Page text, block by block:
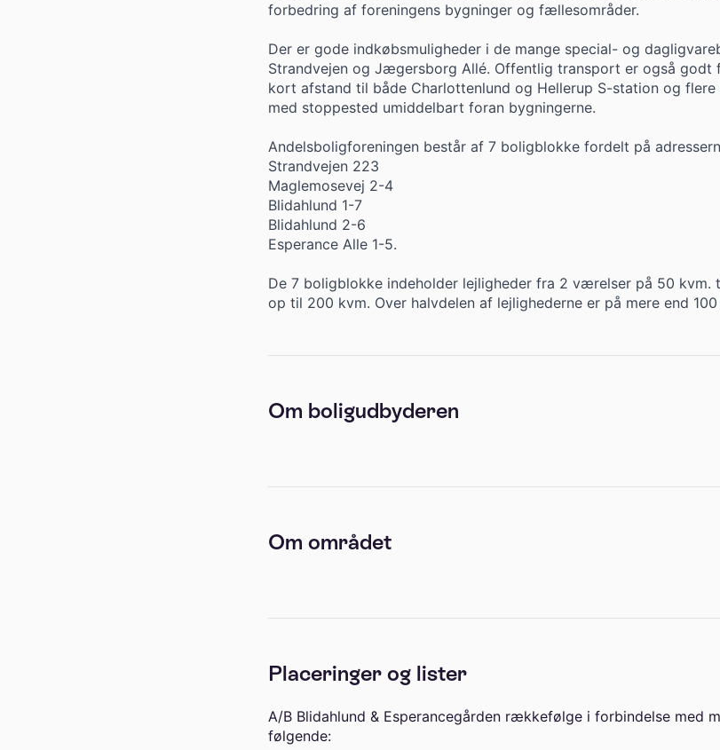
forbedring af foreningens bygninger og fællesområder.
Der er gode indkøbsmuligheder i de mange special- og
Strandvejen og Jægersborg Allé. Offentlig transport er også godt
kort afstand til både Charlottenlund og Hellerup S-station og flere
med stoppested umiddelbart foran bygningerne.
Andelsboligforeningen består af 7 boligblokke fordelt på
Strandvejen 223
Maglemosevej 2-4
Blidahlund 1-7
Blidahlund 2-6
Esperance Alle 1-5.
De 7 boligblokke indeholder lejligheder fra 2 værelser på 50
op til 200 kvm. Over halvdelen af lejlighederne er på mere end
Om boligudbyderen
Om området
Placeringer og lister
A/B Blidahlund & Esperancegården rækkefølge i forbindelse med
følgende: